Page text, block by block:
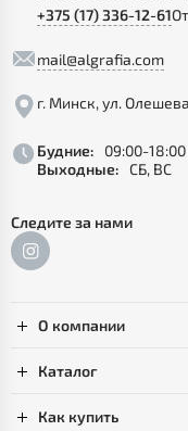
+375 (17) 336-12-61
mail@algrafia.com
г. Минск, ул.
Будние:
09:00-18:00
Выходные: СБ, ВС
Следите за нами
О компании
Каталог
Как купить